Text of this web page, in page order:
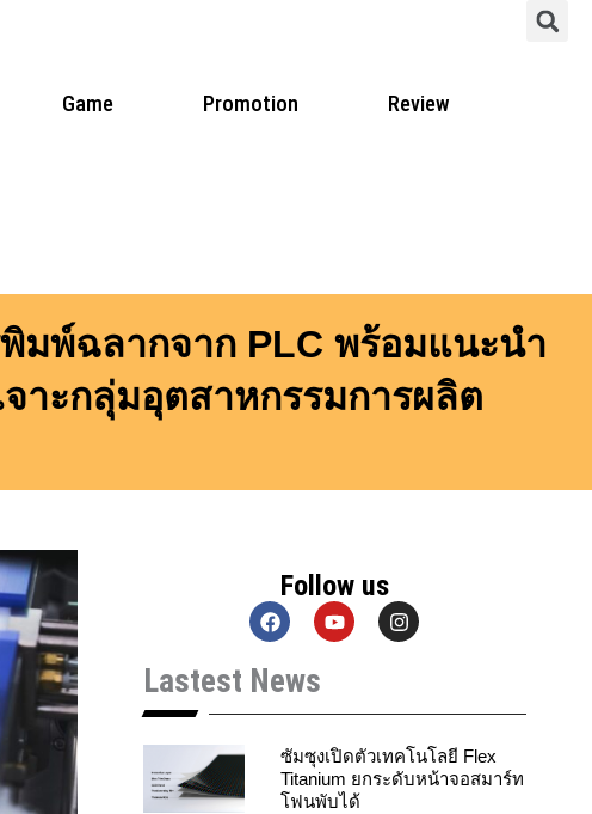
Game Promotion
Review
มพ์ฉลากจาก PLC พร้อมแนะนำ
าะกลุ่มอุตสาหกรรมการผลิต
Follow us
F
a
e
b
o
Y
o
b
I
n
g
a
m
Lastest News
ซัมซุงเปิดตัวเทคโนโลยี Flex
Titanium ยกระดับหน้าจอสมาร์ท
โฟนพับได้